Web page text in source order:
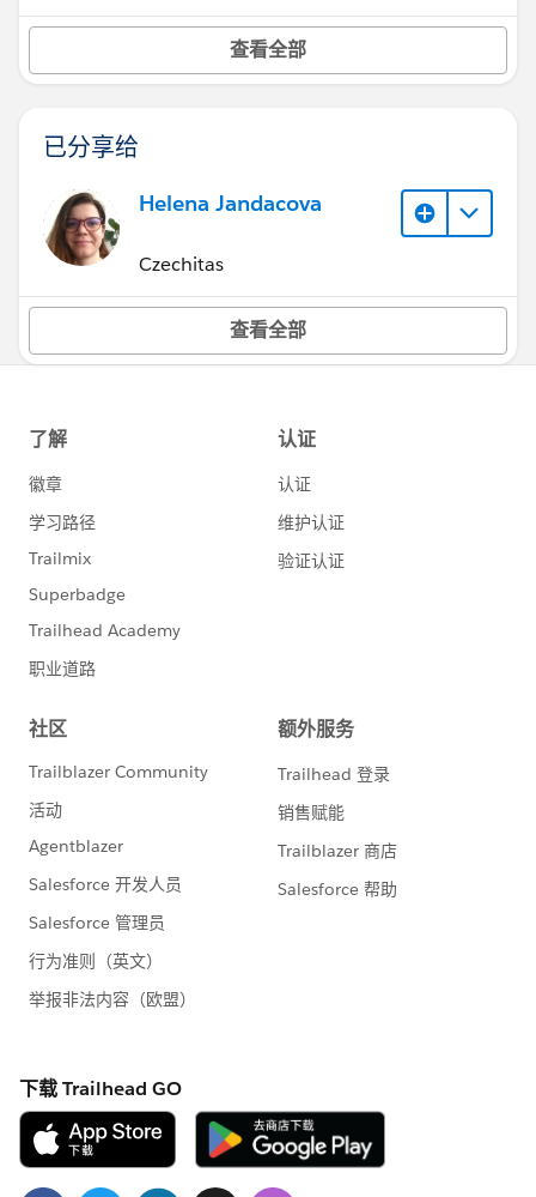
查看全部
已分享给
Helena Jandacova
Czechitas
查看全部